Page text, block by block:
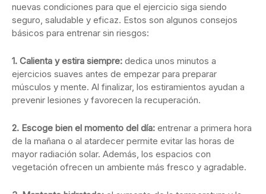
nuevas condiciones para que el ejercicio siga siendo
seguro, saludable y eficaz. Estos son algunos consejos
básicos para entrenar sin riesgos:
1. Calienta y estira siempre: dedica unos minutos a
ejercicios suaves antes de empezar para preparar
músculos y mente. Al finalizar, los estiramientos ayudan a
prevenir lesiones y favorecen la recuperación.
2. Escoge bien el momento del día: entrenar a primera hora
de la mañana o al atardecer permite evitar las horas de
mayor radiación solar. Además, los espacios con
vegetación ofrecen un ambiente más fresco y agradable.